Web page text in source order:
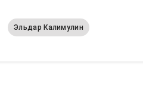
Эльдар Калимулин